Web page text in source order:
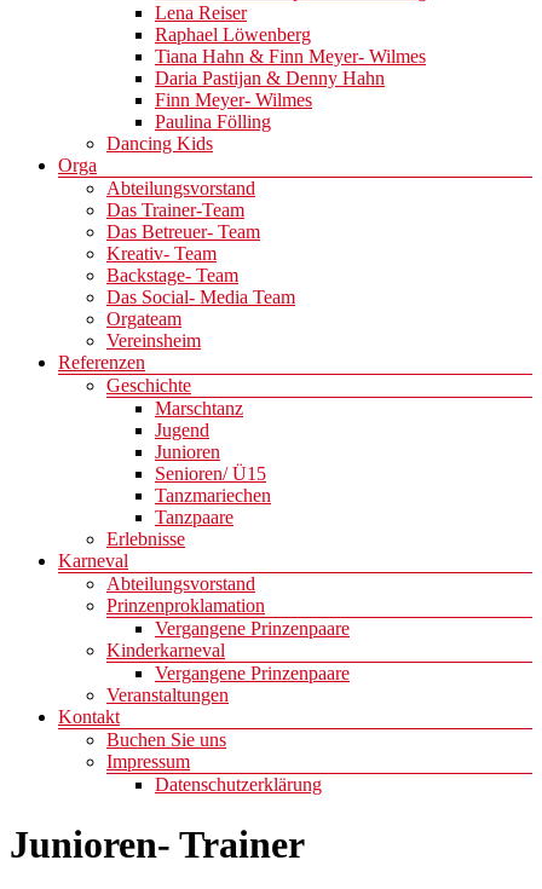
Lena Reiser
Raphael Löwenberg
Tiana Hahn & Finn Meyer- Wilmes
Daria Pastijan & Denny Hahn
Finn Meyer- Wilmes
Paulina Fölling
Dancing Kids
Orga
Abteilungsvorstand
Das Trainer-Team
Das Betreuer- Team
Kreativ- Team
Backstage- Team
Das Social- Media Team
Orgateam
Vereinsheim
Referenzen
Geschichte
Marschtanz
Jugend
Junioren
Senioren/ Ü15
Tanzmariechen
Tanzpaare
Erlebnisse
Karneval
Abteilungsvorstand
Prinzenproklamation
Vergangene Prinzenpaare
Kinderkarneval
Vergangene Prinzenpaare
Veranstaltungen
Kontakt
Buchen Sie uns
Impressum
Datenschutzerklärung
Junioren- Trainer